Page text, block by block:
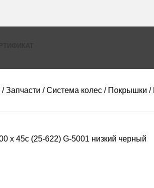
Запчасти Система колес Покрышки